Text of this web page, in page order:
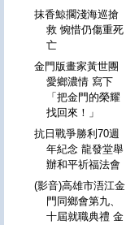
抹香鯨擱淺海巡搶
救 惋惜仍傷重死
亡
金門版畫家黃世團
愛鄉濃情 寫下
「把金門的榮耀
找回來！」
抗日戰爭勝利70週
年紀念 龍發堂舉
辦和平祈福法會
(影音)高雄市浯江金
門同鄉會第九、
十屆就職典禮 金